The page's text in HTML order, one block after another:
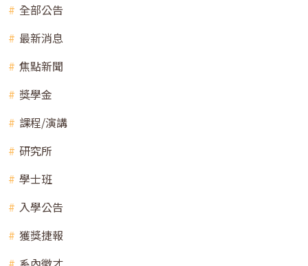
全部公告
最新消息
焦點新聞
獎學金
課程/演講
研究所
學士班
入學公告
獲獎捷報